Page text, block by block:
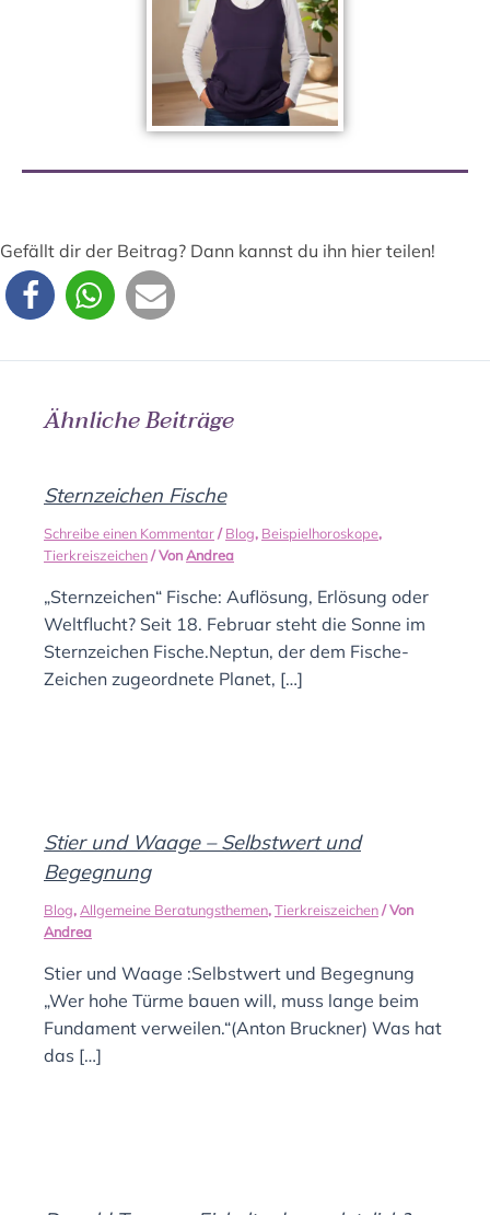
Gefällt dir der Beitrag? Dann kannst du ihn hier teilen!
Ähnliche Beiträge
Sternzeichen Fische
Schreibe einen Kommentar/Blog, Beispielhoroskope,
Tierkreiszeichen/ VonAndrea
„Sternzeichen“ Fische: Auflösung, Erlösung oder
Weltflucht? Seit 18. Februar steht die Sonne im
Sternzeichen Fische.Neptun, der dem Fische-
Zeichen zugeordnete Planet, […]
Stier und Waage – Selbstwert und
Begegnung
Blog, Allgemeine Beratungsthemen,Tierkreiszeichen/ Von
Andrea
Stier und Waage :Selbstwert und Begegnung
„Wer hohe Türme bauen will, muss lange beim
Fundament verweilen.“(Anton Bruckner) Was hat
das […]